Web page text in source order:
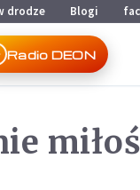
drodze Blogi
Radio DEON